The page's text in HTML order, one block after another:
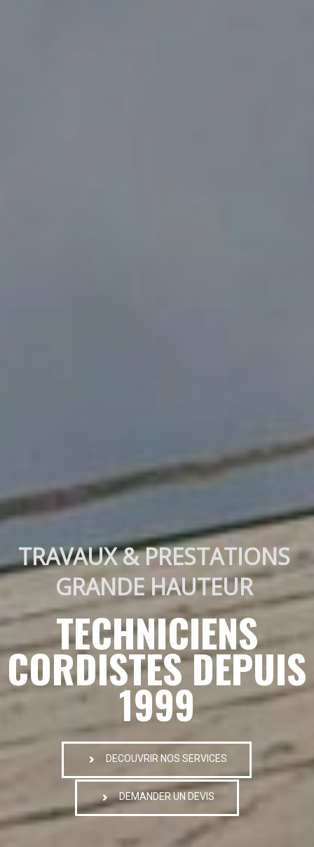
TRAVAUX & PRESTATIONS
GRANDE HAUTEUR
TECHNICIENS
CORDISTES DEPUIS
1999
DECOUVRIR NOS SERVICES
DEMANDER UN DEVIS